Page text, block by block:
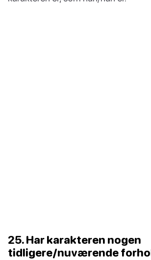
25. Har karakteren nogen
tidligere/nuværende